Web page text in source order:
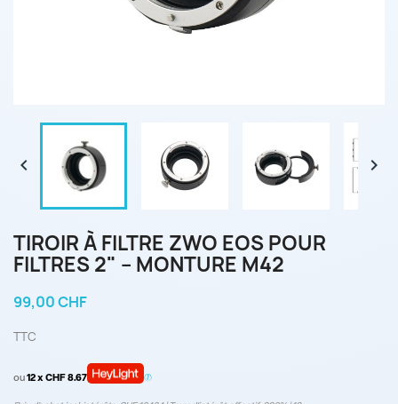
 
TIROIR À FILTRE ZWO EOS POUR
FILTRES 2" – MONTURE M42
99,00 CHF
TTC
ou12 x CHF 8.67